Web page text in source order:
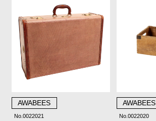
AWABEES
No.0022021
AWABEES
No.0022020